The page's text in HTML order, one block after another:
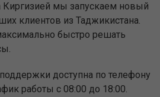
Киргизией мы запускаем новый
клиентов из Таджикистана.
быстро решать
доступна по телефону
работы с 08:00 до 18:00.